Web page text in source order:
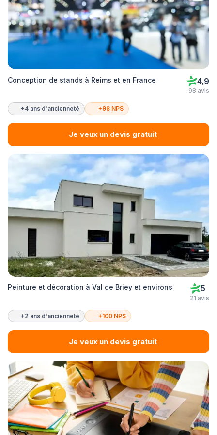
Conception de stands à Reims et en France 4,9
98 avis
+4 ans d'ancienneté +98 NPS
Je veux un devis gratuit
Peinture et décoration à Val de Briey et environs 5
21 avis
+2 ans d'ancienneté +100 NPS
Je veux un devis gratuit